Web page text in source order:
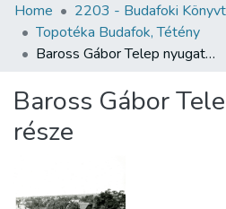
Communities & Collections
All of DSpace
About us
Home
2203 - Budafoki
Topotéka Budafok, Tétény
Baross Gábor Telep nyugati része
Baross Gábor
része